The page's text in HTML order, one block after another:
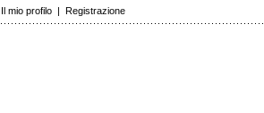
Il mio profilo | Registrazione